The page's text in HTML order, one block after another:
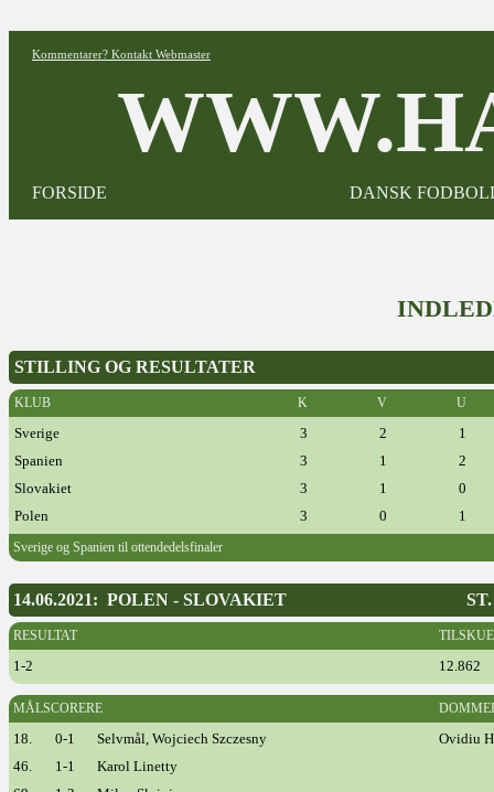
Kommentarer? Kontakt Webmaster
FORSIDE DANSK
STILLING OG RESULTATER
KLUB K V U
Sverige 3 2
1
Spanien
3 1
2
Slovakiet
3 1
0
Polen
3 0 1
Sverige og Spanien til ottendedelsfinaler
14.06.2021: POLEN - SLOVAKIET
RESULTAT
1-2 12.862
MÅLSCORERE
18. 0-1 Selvmål, Wojciech Szczesny
Ovidiu
46.
1-1
Karol Linetty